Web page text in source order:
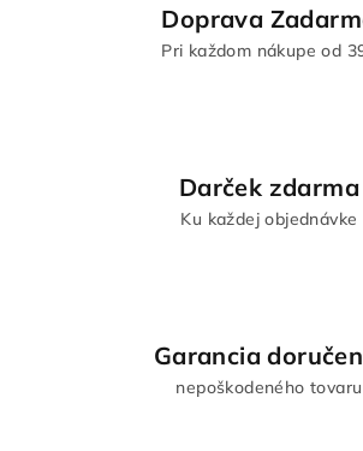
Doprava
Pri každom nákupe od
Darček zdarma
Ku každej objednávke
Garancia
nepoškodeného tovaru